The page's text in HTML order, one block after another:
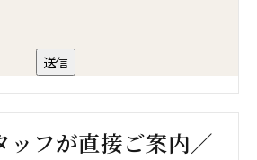
ッフが直接ご案内／